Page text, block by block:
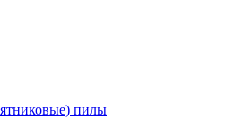
пилы